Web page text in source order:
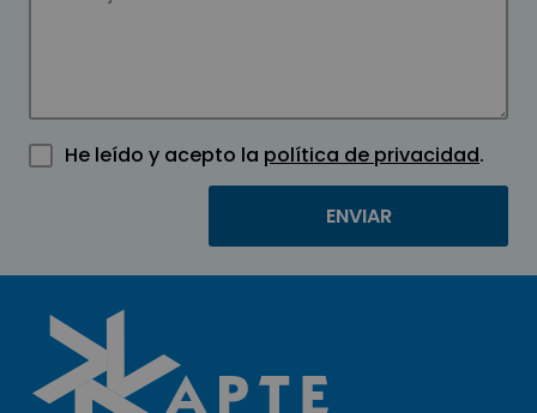
He leído y acepto la política de privacidad.